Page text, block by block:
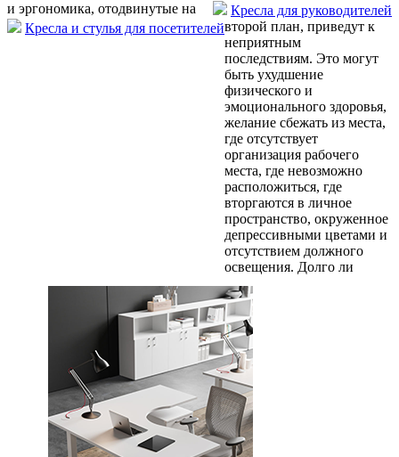
Кресла для руководителей
Кресла и стулья для посетителей
и эргономика, отодвинутые на
второй план, приведут к
неприятным
последствиям. Это могут
быть ухудшение
физического и
эмоционального здоровья,
желание сбежать из места,
где отсутствует
организация рабочего
места, где невозможно
расположиться, где
вторгаются в личное
пространство, окруженное
депрессивными цветами и
отсутствием должного
освещения. Долго ли